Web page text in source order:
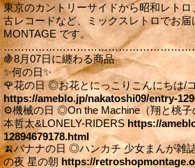
東京のカントリーサイドから昭和レト
古レコードなど、ミックスレトロでお届
MONTAGE です。
🍇8月07日に纏わる商品
✨何の日✨
🌹花の日 ◎お花とにっこりこんにちは/
https://ameblo.jp/nakatoshi09/entry-
⚙機械の日 ◎On the Machine（翔と桃子
本哲太&LONELY-RIDERS https://
12894679178.html
🍌バナナの日 ◎ハンカチ 少女まんが雑
の夜 星の朝 https://